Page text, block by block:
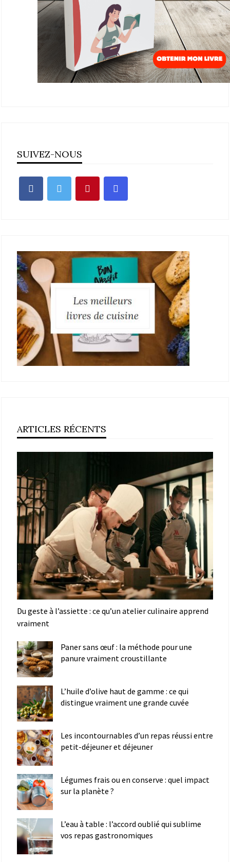
SUIVEZ-NOUS
ARTICLES RÉCENTS
Du geste à l’assiette : ce qu’un atelier culinaire apprend
vraiment
Paner sans œuf : la méthode pour une
panure vraiment croustillante
L’huile d’olive haut de gamme : ce qui
distingue vraiment une grande cuvée
Les incontournables d’un repas réussi entre
petit-déjeuner et déjeuner
Légumes frais ou en conserve : quel impact
sur la planète ?
L’eau à table : l’accord oublié qui sublime
vos repas gastronomiques